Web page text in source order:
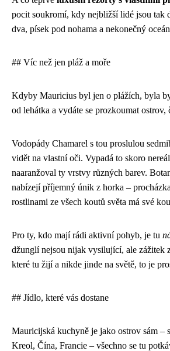
pocit soukromí, kdy nejbližší lidé jsou tak
dva, písek pod nohama a nekonečný
## Víc než jen pláž a moře
Kdyby Mauricius byl jen o plážích, byla
od lehátka a vydáte se prozkoumat ostrov,
Vodopády Chamarel s tou proslulou
vidět na vlastní oči. Vypadá to skoro
naaranžoval ty vrstvy různých barev.
nabízejí příjemný únik z horka –
rostlinami ze všech koutů světa má své
Pro ty, kdo mají rádi aktivní pohyb, je tu
džunglí nejsou nijak vysilující, ale zážitek
které tu žijí a nikde jinde na světě, to je
## Jídlo, které vás dostane
Mauricijská kuchyně je jako ostrov sám –
Kreol, Čína, Francie – všechno se tu